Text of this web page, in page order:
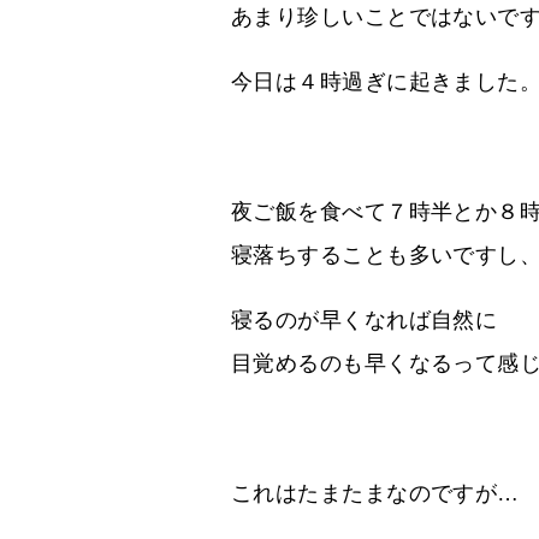
あまり珍しいことではないです
今日は４時過ぎに起きました。
夜ご飯を食べて７時半とか８
寝落ちすることも多いですし、
寝るのが早くなれば自然に
目覚めるのも早くなるって感じ
これはたまたまなのですが…